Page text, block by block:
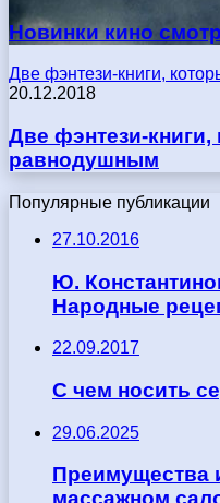
Новинки кино
Две фэнтези-книги,
20.12.2018
Две фэнтези-книги,
равнодушным
Популярные публикации
27.10.2016
Ю.
Народные
22.09.2017
С чем носить
29.06.2025
Преимущества